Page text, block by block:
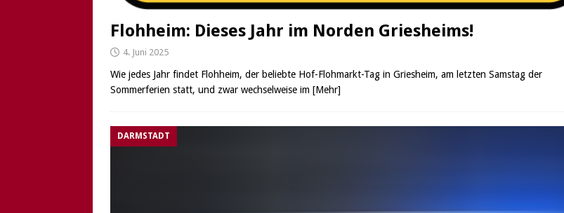
Flohheim: Dieses Jahr im Norden Griesheims!
4. Juni 2025
Wie jedes Jahr findet Flohheim, der beliebte Hof-Flohmarkt-Tag in Griesheim, am letzten Samstag der
Sommerferien statt, und zwar wechselweise im [Mehr]
DARMSTADT